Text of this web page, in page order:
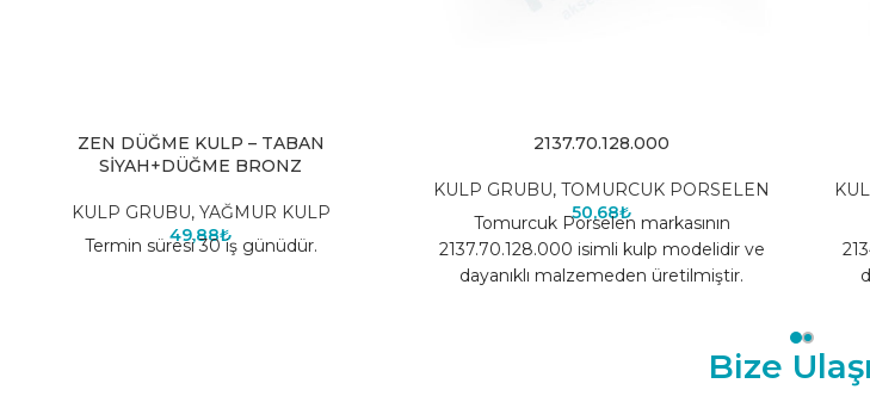
ZEN DÜĞME KULP – TABAN
SİYAH+DÜĞME BRONZ
KULP GRUBU, YAĞMUR KULP
49,88₺
Termin süresi 30 iş günüdür.
2137.70.128.000
KULP GRUBU, TOMURCUK PORSELEN
50,68₺
Tomurcuk Porselen markasının
2137.70.128.000 isimli kulp modelidir ve
dayanıklı malzemeden üretilmiştir.
Bize